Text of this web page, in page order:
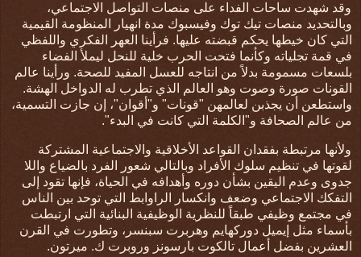
وقد شهدت ساحات الفداء على منصات التواصل الاجتماعي،
وبالتحديد منصات تيك توك وفيسبوك مدة انهيار المنظومة القيمية
التي كان خيطها يحكم قبضته عليها. فرأينا العهر الفكري واللفظي
في قمة تجلياته وكأنما فتحت الحرب خلية للنحل ليملأ الفضاء
بلسعات مسمومة بدلاً من انتاجه للعسل المفيد للصحة. ورأينا عالم
القونات صورة وصوت وهو العالم الذي تطرب له الدواخل الهشة.
واستطعن أن يجذبن لعالمهن "قونات" و"أقوان"، إن جازت التسمية،
من عالم الصحافة و"الكلمة التي كانت في البدء".
ولأنها مرتبطة بفقدان القواعد الأخلاقية والاجتماعية المشتركة
لقوتها في تنظيم سلوك الأفراد وبالتالي شعور الفرد بالضياع واللا
جدوى وعدم اليقين بشأن دوره وأهدافه في الحياة، فإنها تقود إلى
التفكك الاجتماعي وضعف وانكسار الراوابط التي توحد بين الناس
في مجتمع وظيفي طبقاً للنظرية الوظيفية البنائية التي ارتبطت
بأسماء مثل إيميل دوركهايم وهربرت سبنسر، وتطورت في القرن
العشرين بفضل أعمال تالكوت بارسونز وروبرت ك. ميرتون.